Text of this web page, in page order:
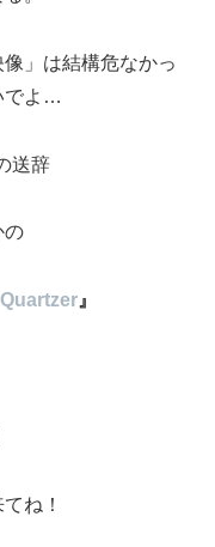
」は結構危なかっ
でよ…
送辞
の
』
ね！